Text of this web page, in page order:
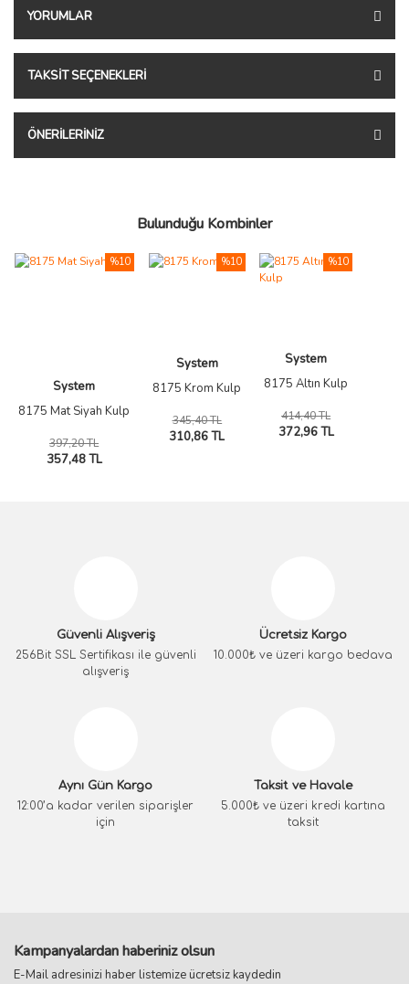
YORUMLAR
TAKSIT SEÇENEKLERI
ÖNERILERINIZ
Bulunduğu Kombinler
System
8175 Mat Siyah Kulp
397,20 TL
357,48 TL
%10
System
8175 Krom Kulp
345,40 TL
310,86 TL
%10
System
8175 Altın Kulp
414,40 TL
372,96 TL
%10
Güvenli Alışveriş
256Bit SSL Sertifikası ile güvenli
alışveriş
Ücretsiz Kargo
10.000₺ ve üzeri kargo bedava
Aynı Gün Kargo
12:00’a kadar verilen siparişler
için
Taksit ve Havale
5.000₺ ve üzeri kredi kartına
taksit
Kampanyalardan haberiniz olsun
E-Mail adresinizi haber listemize ücretsiz kaydedin